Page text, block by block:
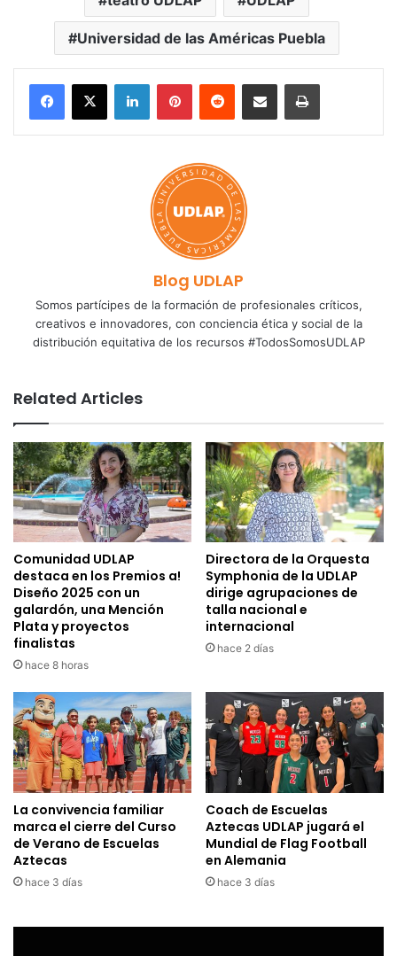
Universidad de las Américas Puebla
LinkedInPinterestReddit Share via Email Print
Blog UDLAP
Somos partícipes de la formación de profesionales críticos,
creativos e innovadores, con conciencia ética y social de la
distribución equitativa de los recursos #TodosSomosUDLAP
Related Articles
Comunidad UDLAP
destaca en los Premios a!
Diseño 2025 con un
galardón, una Mención
Plata y proyectos
finalistas
hace 8 horas
Directora de la Orquesta
Symphonia de la UDLAP
dirige agrupaciones de
talla nacional e
internacional
hace 2 días
La convivencia familiar
marca el cierre del Curso
de Verano de Escuelas
Aztecas
hace 3 días
Coach de Escuelas
Aztecas UDLAP jugará el
Mundial de Flag Football
en Alemania
hace 3 días